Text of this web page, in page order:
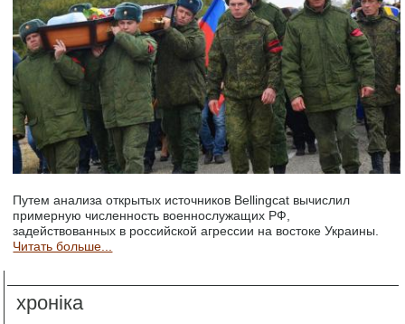
Путем анализа открытых источников Bellingcat вычислил
примерную численность военнослужащих РФ,
задействованных в российской агрессии на востоке Украины.
Читать больше...
хроніка